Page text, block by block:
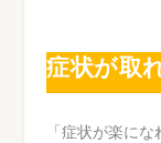
症状が取
「症状が楽にな